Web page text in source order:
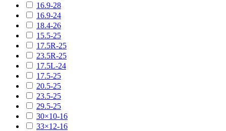
16.9-28
16.9-24
18.4-26
15.5-25
17.5R-25
23.5R-25
17.5L-24
17.5-25
20.5-25
23.5-25
29.5-25
30×10-16
33×12-16